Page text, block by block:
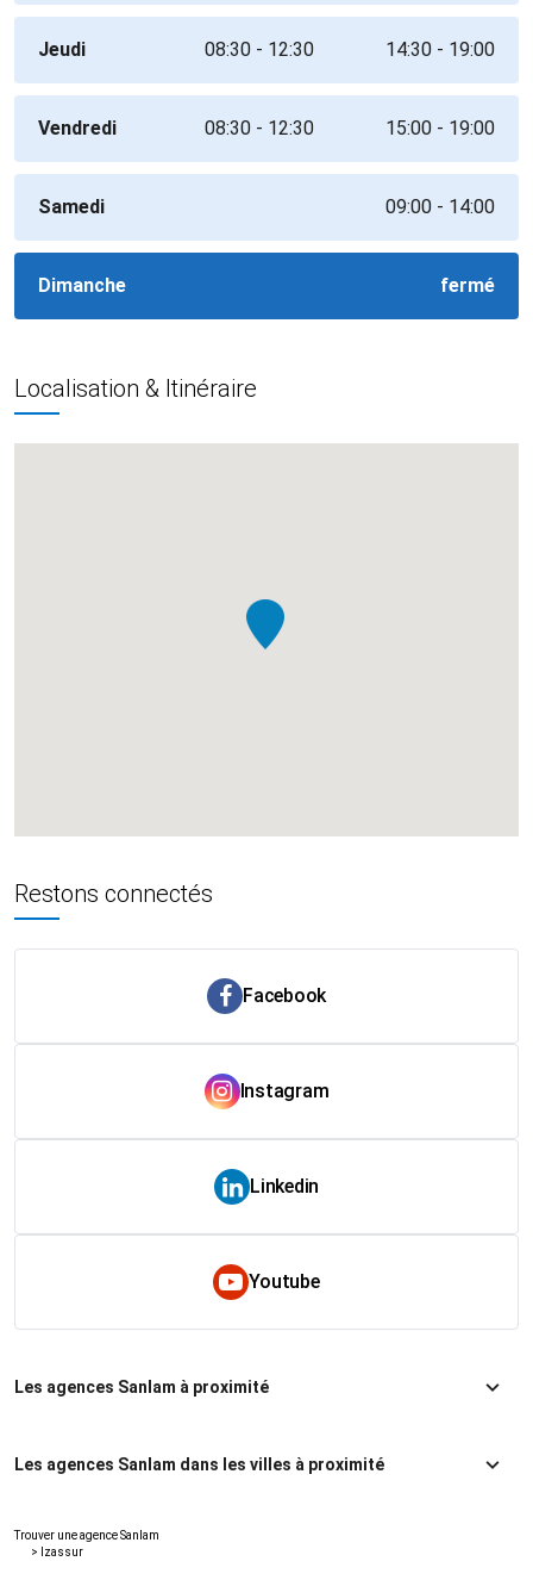
Jeudi 08:30 - 12:30 14:30 - 19:00
Vendredi 08:30 - 12:30 15:00 - 19:00
Samedi 09:00 - 14:00
Dimanche fermé
Localisation & Itinéraire
Restons connectés
Facebook
Instagram
Linkedin
Youtube
Les agences Sanlam à proximité
Les agences Sanlam dans les villes à proximité
Trouver une agence Sanlam
>
Izassur